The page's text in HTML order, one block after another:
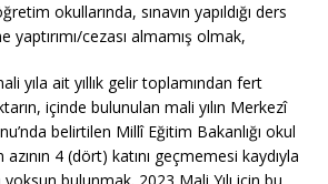
okullarında, sınavın yapıldığı ders
yaptırımı/cezası almamış olmak,
yıla ait yıllık gelir toplamından fert
içinde bulunulan mali yılın Merkezî
belirtilen Millî Eğitim Bakanlığı okul
4 (dört) katını geçmemesi kaydıyla